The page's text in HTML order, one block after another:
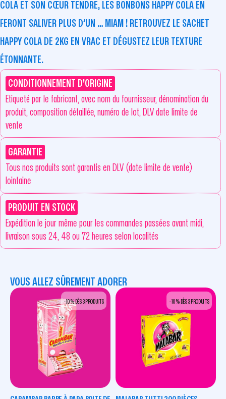
COLA ET SON CŒUR TENDRE, LES BONBONS HAPPY COLA EN
FERONT SALIVER PLUS D’UN … MIAM ! RETROUVEZ LE SACHET
HAPPY COLA DE 2KG EN VRAC ET DÉGUSTEZ LEUR TEXTURE
ÉTONNANTE.
CONDITIONNEMENT D'ORIGINE
Etiqueté par le fabricant, avec nom du fournisseur, dénomination du
produit, composition détaillée, numéro de lot, DLV date limite de
vente
GARANTIE
Tous nos produits sont garantis en DLV (date limite de vente)
lointaine
PRODUIT EN STOCK
Expédition le jour même pour les commandes passées avant midi,
livraison sous 24, 48 ou 72 heures selon localités
VOUS ALLEZ SÛREMENT ADORER
-10 % DÈS 3 PRODUITS -10 % DÈS 3 PRODUITS